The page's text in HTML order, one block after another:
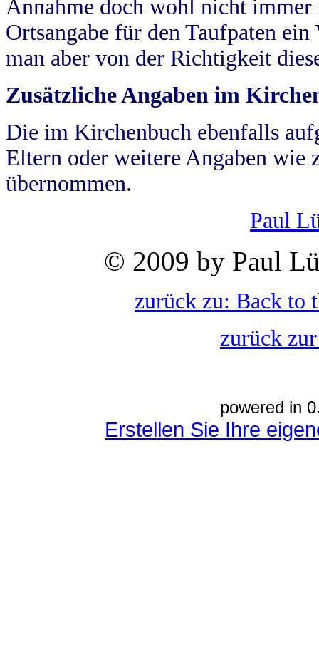
Annahme doch wohl nicht
Ortsangabe für den Taufpaten
man aber von der Richtigkeit
Zusätzliche Angaben im
Die im Kirchenbuch ebenfalls
Eltern oder weitere Angaben wie
übernommen.
Paul
© 2009 by Paul
zurück zu: Back to
zurück
powered in
Erstellen Sie Ihre